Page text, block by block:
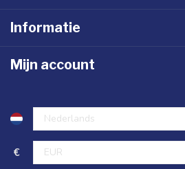
Informatie
Mijn account
€